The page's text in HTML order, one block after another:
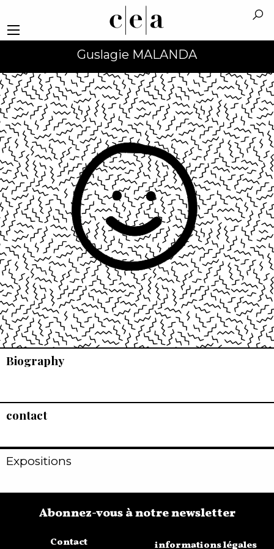
Guslagie MALANDA
Biography
contact
Expositions
Contact
Abonnez-vous à notre newsletter
informations légales